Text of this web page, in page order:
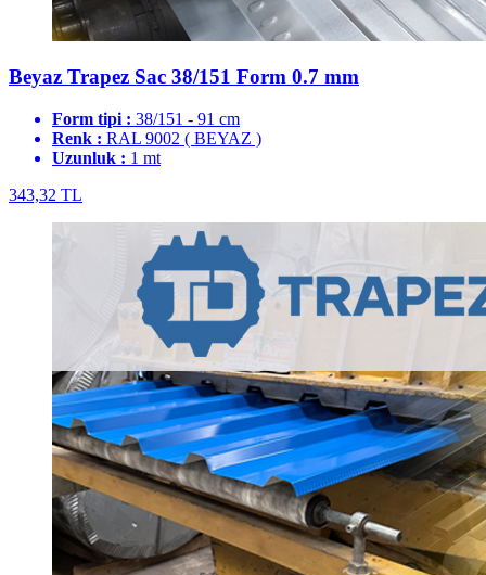
Beyaz Trapez Sac 38/151 Form 0.7 mm
Form tipi : 38/151 - 91 cm
Renk : RAL 9002 ( BEYAZ )
Uzunluk : 1 mt
343,32 TL